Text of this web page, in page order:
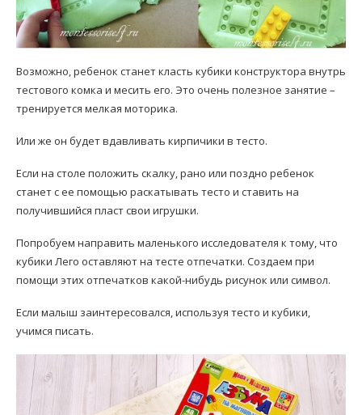
Возможно, ребенок станет класть кубики конструктора внутрь
тестового комка и месить его. Это очень полезное занятие –
тренируется мелкая моторика.
Или же он будет вдавливать кирпичики в тесто.
Если на столе положить скалку, рано или поздно ребенок
станет с ее помощью раскатывать тесто и ставить на
получившийся пласт свои игрушки.
Попробуем направить маленького исследователя к тому, что
кубики Лего оставляют на тесте отпечатки. Создаем при
помощи этих отпечатков какой-нибудь рисунок или символ.
Если малыш заинтересовался, используя тесто и кубики,
учимся писать.